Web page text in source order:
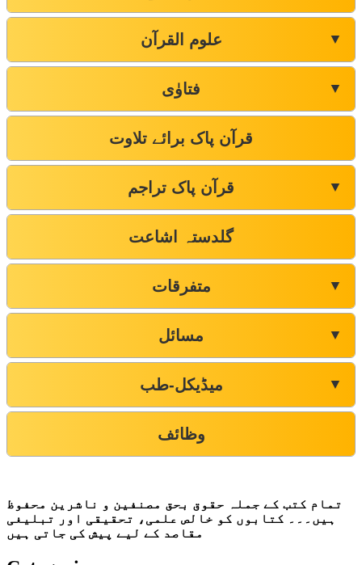
علوم القرآن ▼
فتاوٰی ▼
قرآن پاک برائے تلاوت
قرآن پاک تراجم ▼
گلدستہ اشاعت
متفرقات ▼
مسائل ▼
میڈیکل-طب ▼
وظائف
تمام کتب کے جملہ حقوق بحق مصنفین و ناشرین محفوظ
ہیں۔۔۔ کتابوں کو خالص علمی، تحقیقی اور تبلیغی
مقاصد کے لیے پیش کی جاتی ہیں